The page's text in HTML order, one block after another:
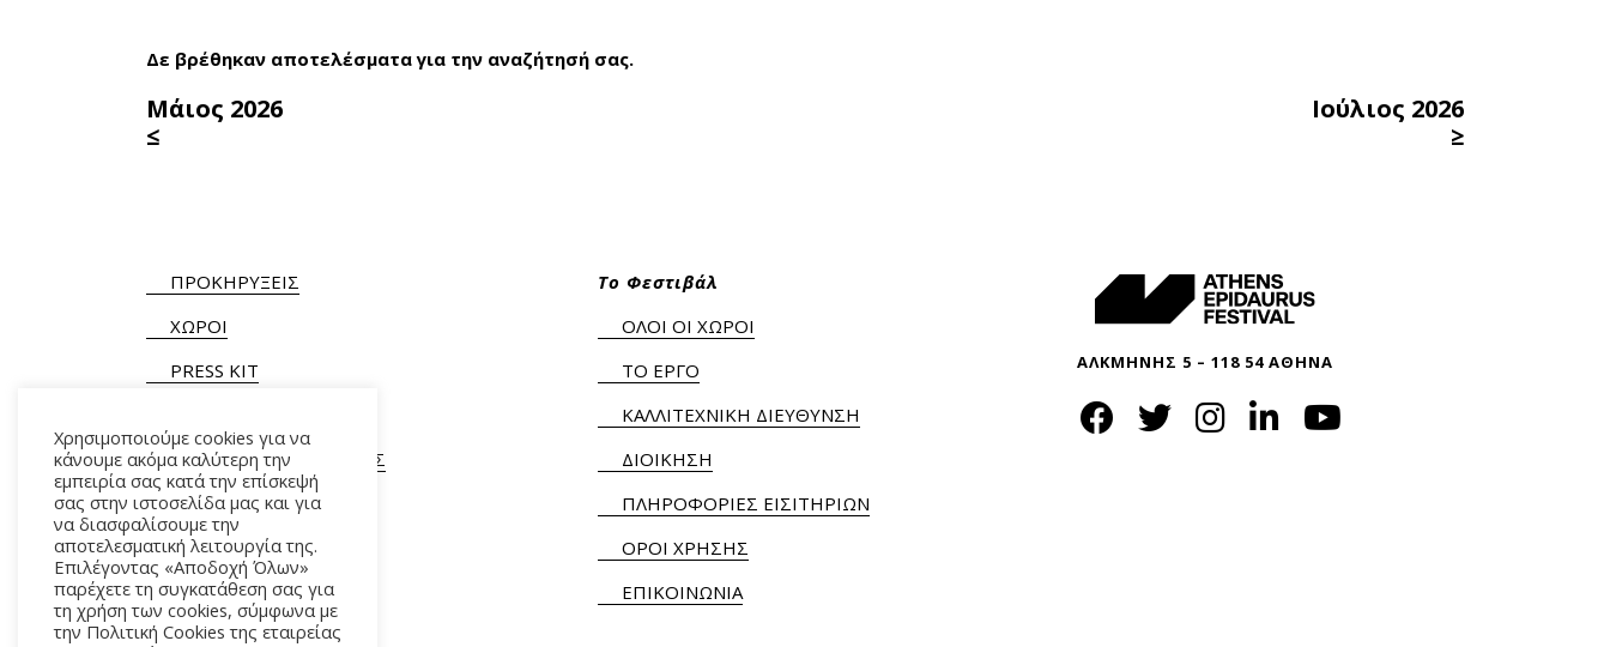
Δε βρέθηκαν αποτελέσματα για την αναζήτησή σας.
Μάιος 2026
≤
Ιούλιος 2026
≥
ΠΡΟΚΗΡΥΞΕΙΣ
ΧΩΡΟΙ
PRESS KIT
ΓΕΝΙΚΕΣ ΠΛΗΡΟΦΟΡΙΕΣ
Τ. +30 210 9282900/ 901
Το Φεστιβάλ
ΟΛΟΙ ΟΙ ΧΩΡΟΙ
ΤΟ ΕΡΓΟ
ΚΑΛΛΙΤΕΧΝΙΚΗ ΔΙΕΥΘΥΝΣΗ
ΔΙΟΙΚΗΣΗ
ΠΛΗΡΟΦΟΡΙΕΣ ΕΙΣΙΤΗΡΙΩΝ
ΟΡΟΙ ΧΡΗΣΗΣ
ΕΠΙΚΟΙΝΩΝΙΑ
ΑΛΚΜΗΝΗΣ 5 – 118 54 ΑΘΗΝΑ
Χρησιμοποιούμε cookies για να
κάνουμε ακόμα καλύτερη την
εμπειρία σας κατά την επίσκεψή
σας στην ιστοσελίδα μας και για
να διασφαλίσουμε την
αποτελεσματική λειτουργία της.
Επιλέγοντας «Αποδοχή Όλων»
παρέχετε τη συγκατάθεση σας για
τη χρήση των cookies, σύμφωνα με
την Πολιτική Cookies της εταιρείας